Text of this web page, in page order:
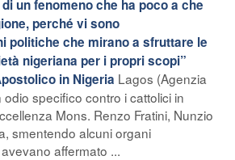
un fenomeno che ha poco a che
perché vi sono
politiche che mirano a sfruttare le
nigeriana per i propri scopi”
in Nigeria Lagos (Agenzia
odio specifico contro i cattolici in
Mons. Renzo Fratini, Nunzio
smentendo alcuni organi
affermato ...